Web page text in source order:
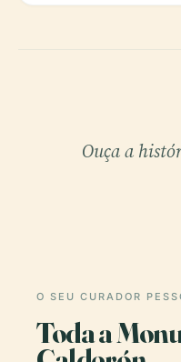
Ouça a
O SEU CURADOR
Toda a